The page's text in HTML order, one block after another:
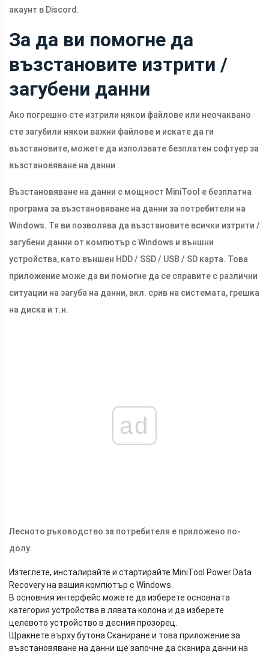
акаунт в Discord.
За да ви помогне да
възстановите изтрити /
загубени данни
Ако погрешно сте изтрили някои файлове или неочаквано
сте загубили някои важни файлове и искате да ги
възстановите, можете да използвате безплатен софтуер за
възстановяване на данни .
Възстановяване на данни с мощност MiniTool е безплатна
програма за възстановяване на данни за потребители на
Windows. Тя ви позволява да възстановите всички изтрити /
загубени данни от компютър с Windows и външни
устройства, като външен HDD / SSD / USB / SD карта. Това
приложение може да ви помогне да се справите с различни
ситуации на загуба на данни, вкл. срив на системата, грешка
на диска и т.н.
ad
Лесното ръководство за потребителя е приложено по-
долу.
Изтеглете, инсталирайте и стартирайте MiniTool Power Data
Recovery на вашия компютър с Windows.
В основния интерфейс можете да изберете основната
категория устройства в лявата колона и да изберете
целевото устройство в десния прозорец.
Щракнете върху бутона Сканиране и това приложение за
възстановяване на данни ще започне да сканира данни на